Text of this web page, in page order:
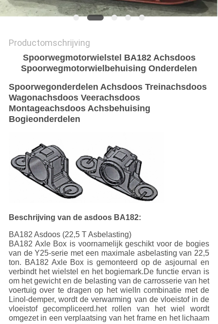
Productomschrijving
Spoorwegmotorwielstel BA182 Achsdoos
Spoorwegmotorwielbehuising Onderdelen
Spoorwegonderdelen Achsdoos Treinachsdoos
Wagonachsdoos Veerachsdoos
Montageachsdoos Achsbehuising
Bogieonderdelen
Beschrijving van de asdoos BA182:
BA182 Asdoos (22,5 T Asbelasting)
BA182 Axle Box is voornamelijk geschikt voor de bogies
van de Y25-serie met een maximale asbelasting van 22,5
ton. BA182 Axle Box is gemonteerd op de asjournal en
verbindt het wielstel en het bogiemark.De functie ervan is
om het gewicht en de belasting van de carrosserie van het
voertuig over te dragen op het wielIn combinatie met de
Linol-demper, wordt de verwarming van de vloeistof in de
vloeistof gecompliceerd.het rollen van het wiel wordt
omgezet in een verplaatsing van het frame en het lichaam